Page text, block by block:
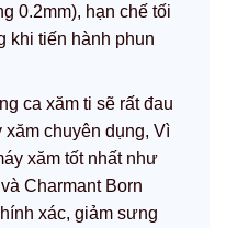
0.2mm), hạn chế tối
khi tiến hành phun
ca xăm ti sẽ rất đau
xăm chuyên dụng, Vì
xăm tốt nhất như
Charmant Born
xác, giảm sưng